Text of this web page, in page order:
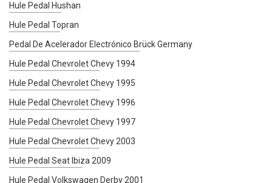
Hule Pedal Hushan
Hule Pedal Topran
Pedal De Acelerador Electrónico Brück Germany
Hule Pedal Chevrolet Chevy 1994
Hule Pedal Chevrolet Chevy 1995
Hule Pedal Chevrolet Chevy 1996
Hule Pedal Chevrolet Chevy 1997
Hule Pedal Chevrolet Chevy 2003
Hule Pedal Seat Ibiza 2009
Hule Pedal Volkswagen Derby 2001